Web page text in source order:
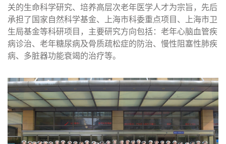
关的生命科学研究、培养高层次老年医学人才为宗旨，先后
承担了国家自然科学基金、上海市科委重点项目、上海市卫
生局基金等科研项目，主要研究方向包括：老年心脑血管疾
病诊治、老年糖尿病及骨质疏松症的防治、慢性阻塞性肺疾
病、多脏器功能衰竭的治疗等。